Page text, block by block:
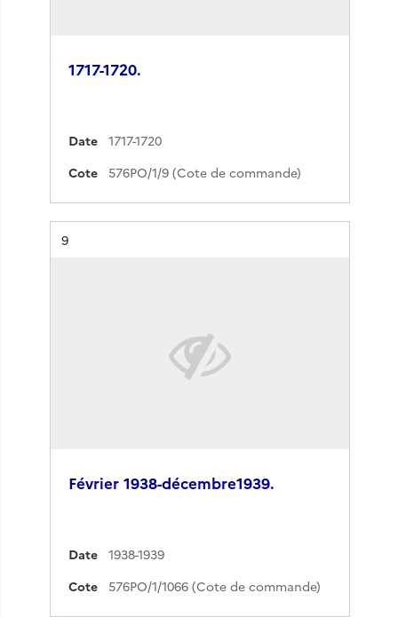
1717-1720.
Date
1717-1720
Cote
576PO/1/9 (Cote de commande)
Résultat n°
9
Février 1938-décembre1939.
Date
1938-1939
Cote
576PO/1/1066 (Cote de commande)